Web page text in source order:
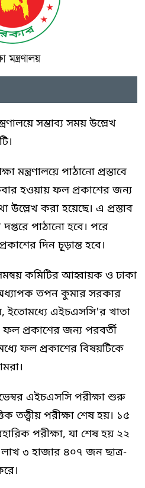
সম্ভাব্য সময় উল্লেখ
মন্ত্রণালয়ে পাঠানো প্রস্তাবে
হওয়ায় ফল প্রকাশের জন্য
উল্লেখ করা হয়েছে। এ প্রস্তাব
দপ্তরে পাঠানো হবে। পরে
দিন চূড়ান্ত হবে।
কমিটির আহ্বায়ক ও ঢাকা
অধ্যাপক তপন কুমার সরকার
ইতোমধ্যে এইচএসসি'র খাতা
প্রকাশের জন্য পরবর্তী
ফল প্রকাশের বিষয়টিকে
এইচএসসি পরীক্ষা শুরু
তত্ত্বীয় পরীক্ষা শেষ হয়। ১৫
পরীক্ষা, যা শেষ হয় ২২
৩ হাজার ৪০৭ জন ছাত্র-